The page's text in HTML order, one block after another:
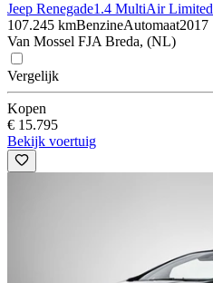
Jeep Renegade1.4 MultiAir Limited
107.245 kmBenzineAutomaat2017
Van Mossel FJA Breda, (NL)
Vergelijk
Kopen
€ 15.795
Bekijk voertuig